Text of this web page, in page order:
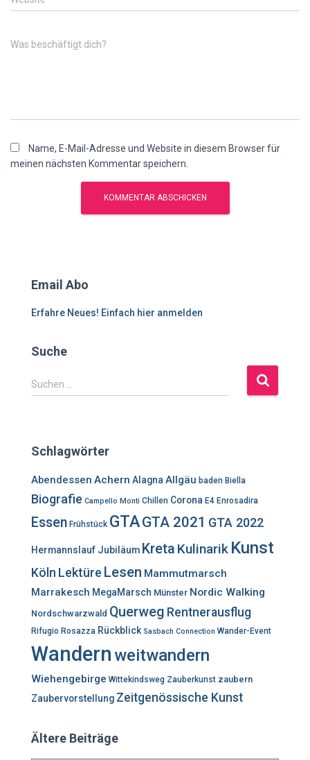
Was beschäftigt dich?
Name, E-Mail-Adresse und Website in diesem Browser für
meinen nächsten Kommentar speichern.
Email Abo
Erfahre Neues! Einfach hier anmelden
Suche
S
u
n
a
c
h
Suchen …
Schlagwörter
Abendessen Achern Alagna Allgäu baden Biella
Biografie Campello Monti Chillen Corona E4 Enrosadira
Essen Frühstück GTAGTA 2021 GTA 2022
Hermannslauf Jubiläum Kreta Kulinarik Kunst
Köln LektüreLesen Mammutmarsch
Marrakesch MegaMarsch Münster Nordic Walking
Nordschwarzwald Querweg Rentnerausflug
Rifugio Rosazza Rückblick Sasbach Connection Wander-Event
Wandern weitwandern
Wiehengebirge Wittekindsweg Zauberkunst zaubern
Zaubervorstellung Zeitgenössische Kunst
Ältere Beiträge